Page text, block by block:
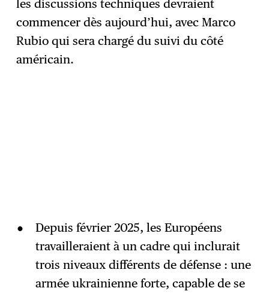
les discussions techniques devraient
commencer dès aujourd’hui, avec Marco
Rubio qui sera chargé du suivi du côté
américain.
Depuis février 2025, les Européens
travailleraient à un cadre qui inclurait
trois niveaux différents de défense : une
armée ukrainienne forte, capable de se